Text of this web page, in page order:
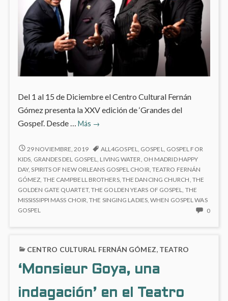
Del 1 al 15 de Diciembre el Centro Cultural Fernán
Gómez presenta la XXV edición de ‘Grandes del
Gospel‘. Desde … Más
‘Grandes
Gospel’
en
el
Fernán
→
‘GRANDES
DEL
GOSPEL’
EN
EL
FERNÁN
GÓMEZ
29 NOVIEMBRE, 2019 ALL4GOSPEL GOSPEL
GOSPEL FOR
KIDS GRANDES DEL GOSPEL LIVING WATER OH MADRID HAPPY
DAY,SPIRITS OF NEW ORLEANS GOSPEL CHOIR TEATRO FERNÁN
GÓMEZ THE CAMPBELL BROTHERS, THE DANCING CHURCH THE
GOLDEN GATE QUARTET, THE GOLDEN YEARS OF GOSPEL
THE
MISSISSIPPI MASS CHOIR ,THE SINGING LADIES,WHEN GOSPEL WAS
GOSPEL
0NO
CENTRO CULTURAL FERNÁN GÓMEZ, TEATRO
‘Monsieur Goya, una
indagación’ en el Teatro